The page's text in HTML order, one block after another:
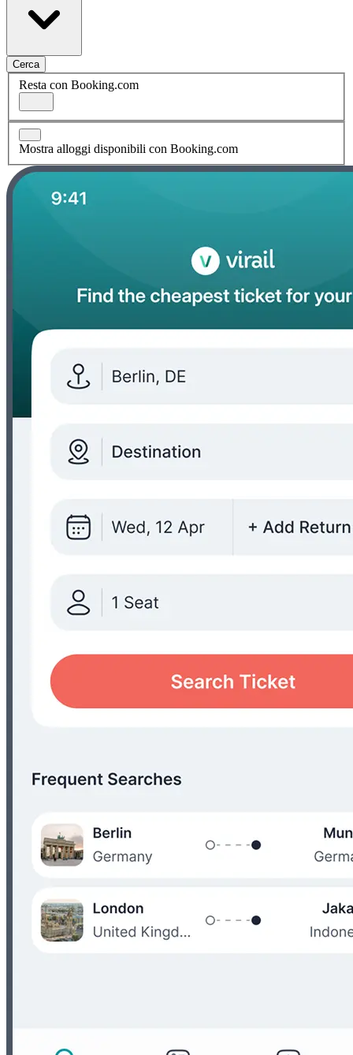
Cerca
Resta con Booking.com
Mostra alloggi disponibili con Booking.com